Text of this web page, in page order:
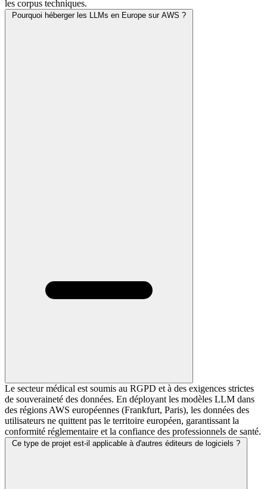
les corpus techniques.
Pourquoi héberger les LLMs en Europe sur AWS ?
Le secteur médical est soumis au RGPD et à des exigences strictes
de souveraineté des données. En déployant les modèles LLM dans
des régions AWS européennes (Frankfurt, Paris), les données des
utilisateurs ne quittent pas le territoire européen, garantissant la
conformité réglementaire et la confiance des professionnels de santé.
Ce type de projet est-il applicable à d'autres éditeurs de logiciels ?